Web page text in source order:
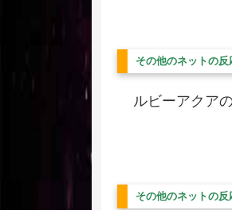
その他のネットの
ルビーアクア
その他のネットの